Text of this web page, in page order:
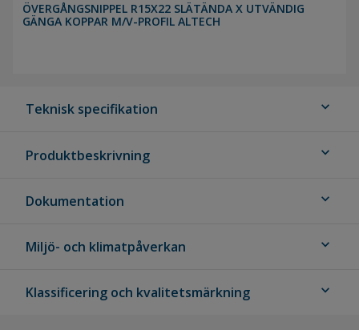
ÖVERGÅNGSNIPPEL R15X22 SLÄTÄNDA X UTVÄNDIG
GÄNGA KOPPAR M/V-PROFIL ALTECH
Teknisk specifikation expand_more
Produktbeskrivning expand_more
Dokumentation expand_more
Miljö- och klimatpåverkan expand_more
Klassificering och kvalitetsmärkning expand_more